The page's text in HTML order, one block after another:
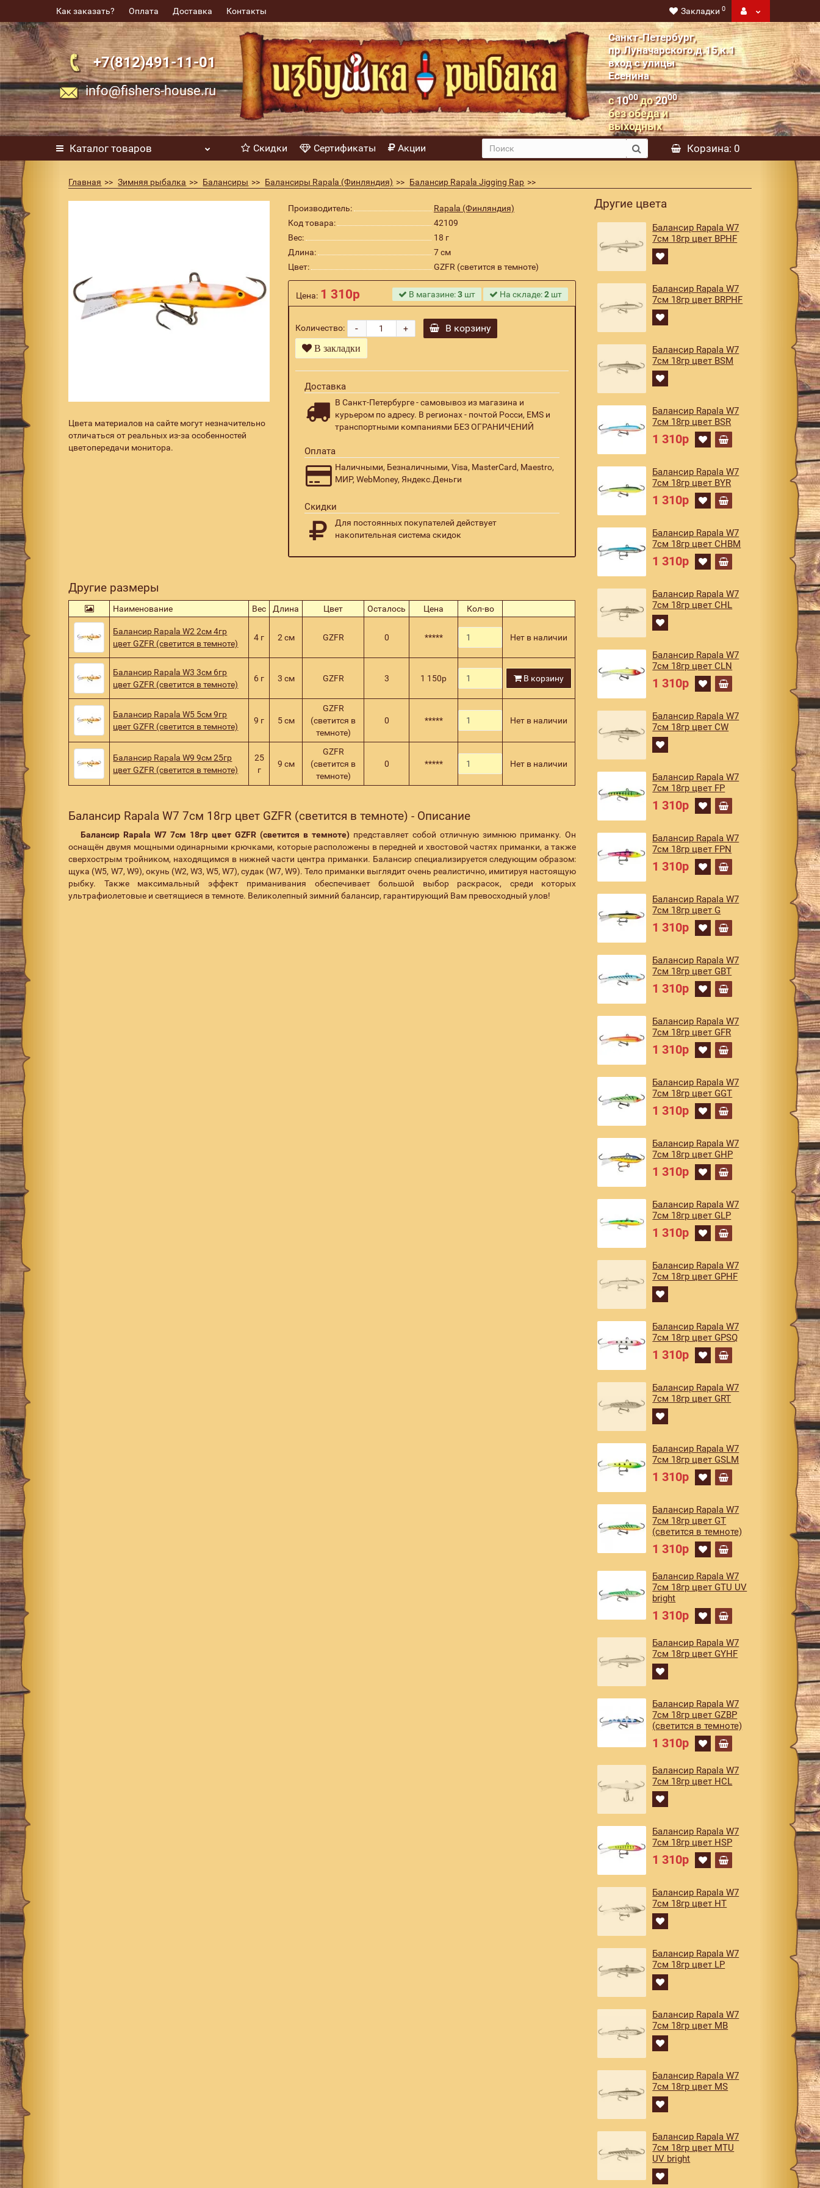
Как заказать? Оплата Доставка Контакты Закладки 0
+7(812)491-11-01
info@fishers-house.ru
Санкт-Петербург,
пр.Луначарского,д.15,к.1
вход с улицы
Есенина
с1000до2000
без обеда и
выходных
Каталог товаров Скидки Сертификаты Акции Корзина: 0
Главная Зимняя рыбалка Балансиры Балансиры Rapala (Финляндия) Балансир Rapala Jigging Rap
Цвета материалов на сайте могут незначительно
отличаться от реальных из-за особенностей
цветопередачи монитора.
Производитель:
Rapala (Финляндия)
Код товара:
42109
Вес:
18 г
Длина:
7 см
Цвет:
GZFR (светится в темноте)
Цена: 1 310р В магазине:3 шт На складе:2 шт
Количество: +
- В корзину
В закладки
Доставка
В Санкт-Петербурге - самовывоз из магазина и
курьером по адресу. В регионах - почтой Росси, EMS и
транспортными компаниями БЕЗ ОГРАНИЧЕНИЙ
Оплата
Наличными, Безналичными, Visa, MasterCard, Maestro,
МИР, WebMoney, Яндекс.Деньги
Скидки
Для постоянных покупателей действует
накопительная система скидок
Другие размеры
Наименование Вес Длина Цвет Осталось Цена Кол-во
Балансир Rapala W2 2см 4гр
цвет GZFR (светится в темноте)
4 г 2 см GZFR 0 ***** Нет в наличии
Балансир Rapala W3 3см 6гр
цвет GZFR (светится в темноте)
6 г 3 см GZFR 3 1 150р В корзину
Балансир Rapala W5 5см 9гр
цвет GZFR (светится в темноте)
9 г 5 см
GZFR
(светится в
темноте)
0 ***** Нет в наличии
Балансир Rapala W9 9см 25гр
цвет GZFR (светится в темноте)
25
г
9 см
GZFR
(светится в
темноте)
0 ***** Нет в наличии
Балансир Rapala W7 7см 18гр цвет GZFR (светится в темноте) - Описание
Балансир Rapala W7 7см 18гр цвет GZFR (светится в темноте) представляет собой отличную зимнюю приманку. Он
оснащён двумя мощными одинарными крючками, которые расположены в передней и хвостовой частях приманки, а также
сверхострым тройником, находящимся в нижней части центра приманки. Балансир специализируется следующим образом:
щука (W5, W7, W9), окунь (W2, W3, W5, W7), судак (W7, W9). Тело приманки выглядит очень реалистично, имитируя настоящую
рыбку. Также максимальный эффект приманивания обеспечивает большой выбор раскрасок, среди которых
ультрафиолетовые и светящиеся в темноте. Великолепный зимний балансир, гарантирующий Вам превосходный улов!
Другие цвета
Балансир Rapala W7
7см 18гр цвет BPHF
Балансир Rapala W7
7см 18гр цвет BRPHF
Балансир Rapala W7
7см 18гр цвет BSM
Балансир Rapala W7
7см 18гр цвет BSR
1 310р
Балансир Rapala W7
7см 18гр цвет BYR
1 310р
Балансир Rapala W7
7см 18гр цвет CHBM
1 310р
Балансир Rapala W7
7см 18гр цвет CHL
Балансир Rapala W7
7см 18гр цвет CLN
1 310р
Балансир Rapala W7
7см 18гр цвет CW
Балансир Rapala W7
7см 18гр цвет FP
1 310р
Балансир Rapala W7
7см 18гр цвет FPN
1 310р
Балансир Rapala W7
7см 18гр цвет G
1 310р
Балансир Rapala W7
7см 18гр цвет GBT
1 310р
Балансир Rapala W7
7см 18гр цвет GFR
1 310р
Балансир Rapala W7
7см 18гр цвет GGT
1 310р
Балансир Rapala W7
7см 18гр цвет GHP
1 310р
Балансир Rapala W7
7см 18гр цвет GLP
1 310р
Балансир Rapala W7
7см 18гр цвет GPHF
Балансир Rapala W7
7см 18гр цвет GPSQ
1 310р
Балансир Rapala W7
7см 18гр цвет GRT
Балансир Rapala W7
7см 18гр цвет GSLM
1 310р
Балансир Rapala W7
7см 18гр цвет GT
(светится в темноте)
1 310р
Балансир Rapala W7
7см 18гр цвет GTU UV
bright
1 310р
Балансир Rapala W7
7см 18гр цвет GYHF
Балансир Rapala W7
7см 18гр цвет GZBP
(светится в темноте)
1 310р
Балансир Rapala W7
7см 18гр цвет HCL
Балансир Rapala W7
7см 18гр цвет HSP
1 310р
Балансир Rapala W7
7см 18гр цвет HT
Балансир Rapala W7
7см 18гр цвет LP
Балансир Rapala W7
7см 18гр цвет MB
Балансир Rapala W7
7см 18гр цвет MS
Балансир Rapala W7
7см 18гр цвет MTU
UV bright